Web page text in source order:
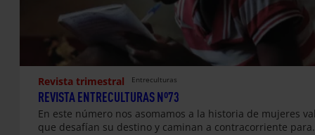
Revista trimestral Entreculturas
REVISTA ENTRECULTURAS Nº73
En este número nos asomamos a la historia de mujeres
que desafían su destino y caminan a contracorriente